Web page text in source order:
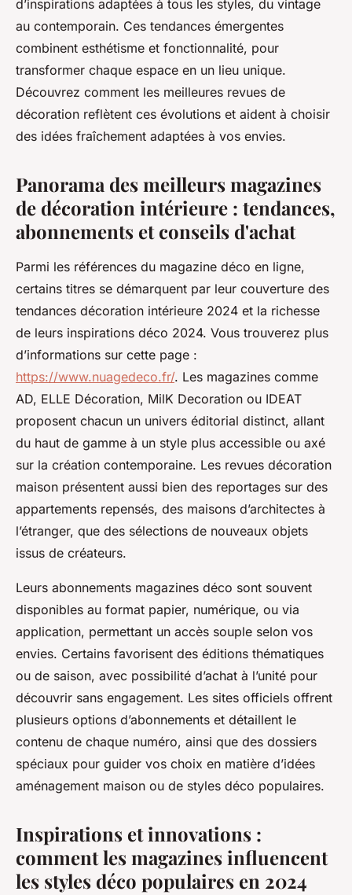
d’inspirations adaptées à tous les styles, du vintage
au contemporain. Ces tendances émergentes
combinent esthétisme et fonctionnalité, pour
transformer chaque espace en un lieu unique.
Découvrez comment les meilleures revues de
décoration reflètent ces évolutions et aident à choisir
des idées fraîchement adaptées à vos envies.
Panorama des meilleurs magazines
de décoration intérieure : tendances,
abonnements et conseils d'achat
Parmi les références du magazine déco en ligne,
certains titres se démarquent par leur couverture des
tendances décoration intérieure 2024 et la richesse
de leurs inspirations déco 2024. Vous trouverez plus
d’informations sur cette page :
https://www.nuagedeco.fr/. Les magazines comme
AD, ELLE Décoration, MilK Decoration ou IDEAT
proposent chacun un univers éditorial distinct, allant
du haut de gamme à un style plus accessible ou axé
sur la création contemporaine. Les revues décoration
maison présentent aussi bien des reportages sur des
appartements repensés, des maisons d’architectes à
l’étranger, que des sélections de nouveaux objets
issus de créateurs.
Leurs abonnements magazines déco sont souvent
disponibles au format papier, numérique, ou via
application, permettant un accès souple selon vos
envies. Certains favorisent des éditions thématiques
ou de saison, avec possibilité d’achat à l’unité pour
découvrir sans engagement. Les sites officiels offrent
plusieurs options d’abonnements et détaillent le
contenu de chaque numéro, ainsi que des dossiers
spéciaux pour guider vos choix en matière d’idées
aménagement maison ou de styles déco populaires.
Inspirations et innovations :
comment les magazines influencent
les styles déco populaires en 2024